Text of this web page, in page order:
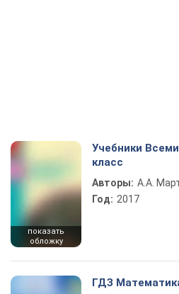
показать
обложку
Учебники
класс
Авторы: А.А.
Год: 2017
ГДЗ